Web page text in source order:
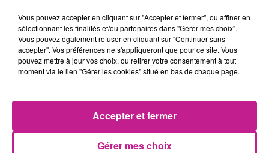
MARTIN GARRIX
Repeat It
BB BRUNES
Lalalove You
TAYC
Girlfriend
MILEY CYRUS
5h31
5h31
CHRIS BROWN
Don't Wake Me Up
5h29
5h29
TIBZ
Vous pouvez accepter en cliquant sur "Accepter et fermer", ou affiner en
sélectionnant les finalités et/ou partenaires dans "Gérer mes choix".
Vous pouvez également refuser en cliquant sur "Continuer sans
accepter". Vos préférences ne s'appliqueront que pour ce site. Vous
pouvez mettre à jour vos choix, ou retirer votre consentement à tout
moment via le lien "Gérer les cookies" situé en bas de chaque page.
Gérer mes choix
Accepter et fermer